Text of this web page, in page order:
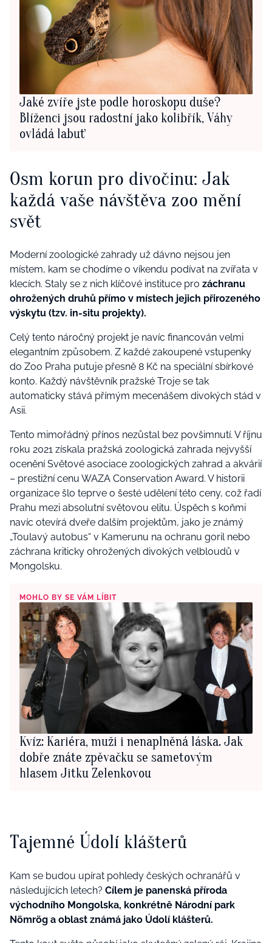
Jaké zvíře jste podle horoskopu duše?
Blíženci jsou radostní jako kolibřík, Váhy
ovládá labuť
Osm korun pro divočinu: Jak
každá vaše návštěva zoo mění
svět
Moderní zoologické zahrady už dávno nejsou jen
místem, kam se chodíme o víkendu podívat na zvířata v
klecích. Staly se z nich klíčové instituce pro záchranu
ohrožených druhů přímo v místech jejich přirozeného
výskytu (tzv. in-situ projekty).
Celý tento náročný projekt je navíc financován velmi
elegantním způsobem. Z každé zakoupené vstupenky
do Zoo Praha putuje přesně 8 Kč na speciální sbírkové
konto. Každý návštěvník pražské Troje se tak
automaticky stává přímým mecenášem divokých stád v
Asii.
Tento mimořádný přínos nezůstal bez povšimnutí. V říjnu
roku 2021 získala pražská zoologická zahrada nejvyšší
ocenění Světové asociace zoologických zahrad a akvárií
– prestižní cenu WAZA Conservation Award. V historii
organizace šlo teprve o šesté udělení této ceny, což řadí
Prahu mezi absolutní světovou elitu. Úspěch s koňmi
navíc otevírá dveře dalším projektům, jako je známý
„Toulavý autobus“ v Kamerunu na ochranu goril nebo
záchrana kriticky ohrožených divokých velbloudů v
Mongolsku.
MOHLO BY SE VÁM LÍBIT
Kvíz: Kariéra, muži i nenaplněná láska. Jak
dobře znáte zpěvačku se sametovým
hlasem Jitku Zelenkovou
Tajemné Údolí klášterů
Kam se budou upírat pohledy českých ochranářů v
následujících letech? Cílem je panenská příroda
východního Mongolska, konkrétně Národní park
Nömrög a oblast známá jako Údolí klášterů.